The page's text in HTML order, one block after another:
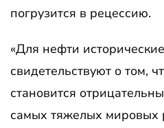
погрузится в рецессию.
«Для нефти
свидетельствуют о том,
становится
самых тяжелых мировых